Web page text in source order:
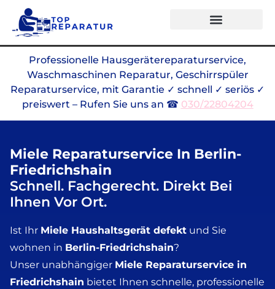
Professionelle Hausgerätereparaturservice,
Waschmaschinen Reparatur, Geschirrspüler
Reparaturservice, mit Garantie ✓ schnell ✓ seriös ✓
preiswert – Rufen Sie uns an ☎ 030/22804204
Miele Reparaturservice In Berlin-
Friedrichshain
Schnell. Fachgerecht. Direkt Bei
Ihnen Vor Ort.
Ist Ihr Miele Haushaltsgerät defekt und Sie
wohnen in Berlin-Friedrichshain?
Unser unabhängiger Miele Reparaturservice in
Friedrichshain bietet Ihnen schnelle, professionelle